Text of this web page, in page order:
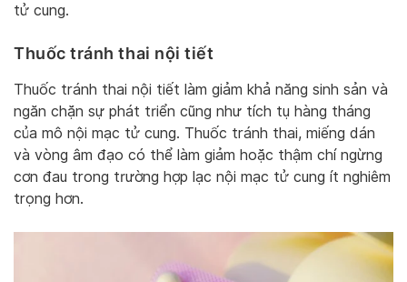
tử cung.
Thuốc tránh thai nội tiết
Thuốc tránh thai nội tiết làm giảm khả năng sinh sản và
ngăn chặn sự phát triển cũng như tích tụ hàng tháng
của mô nội mạc tử cung. Thuốc tránh thai, miếng dán
và vòng âm đạo có thể làm giảm hoặc thậm chí ngừng
cơn đau trong trường hợp lạc nội mạc tử cung ít nghiêm
trọng hơn.